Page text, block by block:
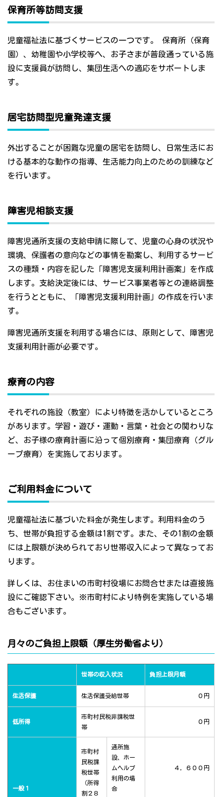
保育所等訪問支援
児童福祉法に基づくサービスの一つです。 保育所（保育
園）、幼稚園や小学校等へ、お子さまが普段通っている施
設に支援員が訪問し、集団生活への適応をサポートしま
す。
居宅訪問型児童発達支援
外出することが困難な児童の居宅を訪問し、日常生活にお
ける基本的な動作の指導、生活能力向上のための訓練など
を行います。
障害児相談支援
障害児通所支援の支給申請に際して、児童の心身の状況や
環境、保護者の意向などの事情を勘案し、利用するサービ
スの種類・内容を記した「障害児支援利用計画案」を作成
します。支給決定後には、サービス事業者等との連絡調整
を行うとともに、「障害児支援利用計画」の作成を行いま
す。
障害児通所支援を利用する場合には、原則として、障害児
支援利用計画が必要です。
療育の内容
それぞれの施設（教室）により特徴を活かしているところ
があります。学習・遊び・運動・言葉・社会との関わりな
ど、お子様の療育計画に沿って個別療育・集団療育（グル
ープ療育）を実施しております。
ご利用料金について
児童福祉法に基づいた料金が発生します。利用料金のう
ち、世帯が負担する金額は1割です。また、その1割の金額
には上限額が決められており世帯収入によって異なってお
ります。
詳しくは、お住まいの市町村役場にお問合せまたは直接施
設にご確認下さい。※市町村により特例を実施している場
合もございます。
月々のご負担上限額（厚生労働省より）
世帯の収入状況 負担上限月額
生活保護 生活保護受給世帯 ０円
低所得
市町村民税非課税世
帯
０円
一般１
市町村
民税課
税世帯
（所得
割２８
通所施
設、ホー
ムヘルプ
利用の場
合
４，６００円